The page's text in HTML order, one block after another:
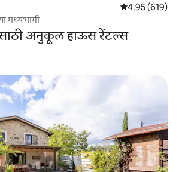
5 पैकी 4.95
4.95 (619)
मध्यभागी
अनुकूल हाऊस रेंटल्स